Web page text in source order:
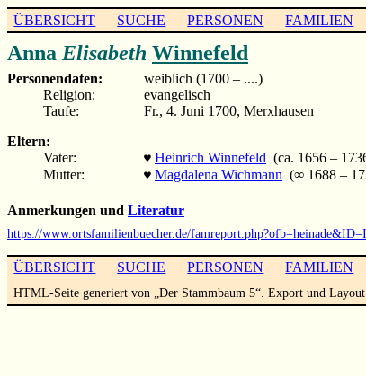
ÜBERSICHT SUCHE PERSONEN FAMILIEN
Anna Elisabeth Winnefeld
Personendaten:
weiblich (1700 – ....)
Religion:
evangelisch
Taufe:
Fr., 4. Juni 1700, Merxhausen
Eltern:
Vater:
♥ Heinrich Winnefeld (ca. 1656 –
Mutter:
♥ Magdalena Wichmann (∞ 1688 –
Anmerkungen und Literatur
https://www.ortsfamilienbuecher.de/
ÜBERSICHT SUCHE PERSONEN FAMILIEN
HTML-Seite generiert von „Der Stammbaum 5“. Export und